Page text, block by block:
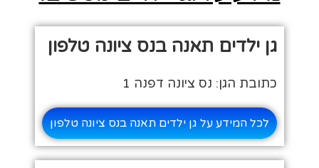
גן ילדים תאנה בנס ציונה טלפון
כתובת הגן: נס ציונה דפנה 1
לכל המידע על גן ילדים תאנה בנס ציונה טלפון